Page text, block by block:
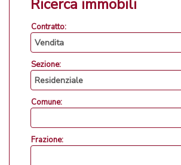
Ricerca immobili
Contratto:
Sezione:
Comune:
Frazione: